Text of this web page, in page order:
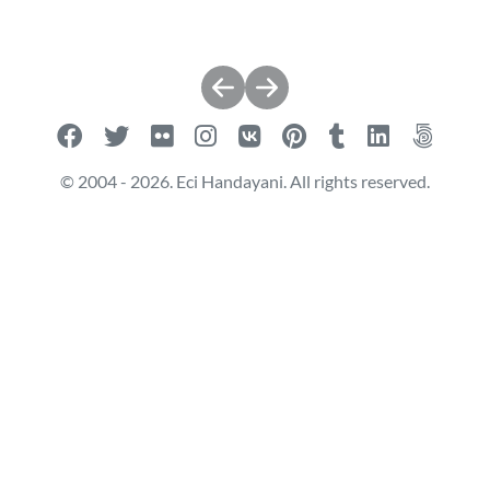
© 2004 - 2026. Eci Handayani. All rights reserved.